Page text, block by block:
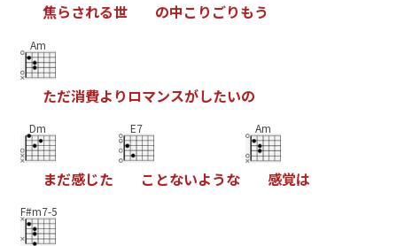
焦らされる世 の中こ り ごりもう
Am
ただ消費よ り ロマンスがしたいの
Dm
まだ感じた
E7
こ とないような
Am
感覚は
F#m7-5